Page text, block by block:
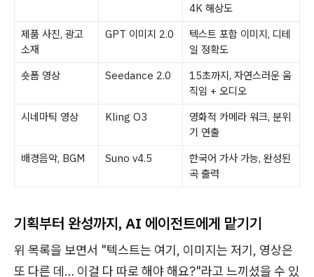
4K 해상도
제품 사진, 광고
소재
GPT 이미지 2.0
텍스트 포함 이미지, 디테
일 정확도
숏폼 영상
Seedance 2.0
15초까지, 자연스러운 움
직임 + 오디오
시네마틱 영상
Kling O3
영화적 카메라 워크, 분위
기 연출
배경음악, BGM
Suno v4.5
한국어 가사 가능, 완성된
곡 출력
기획부터 완성까지, AI 에이전트에게 맡기기
위 목록을 보면서 "텍스트는 여기, 이미지는 저기, 영상은
또 다른 데… 이걸 다 따로 해야 해요?"라고 느끼셨을 수 있